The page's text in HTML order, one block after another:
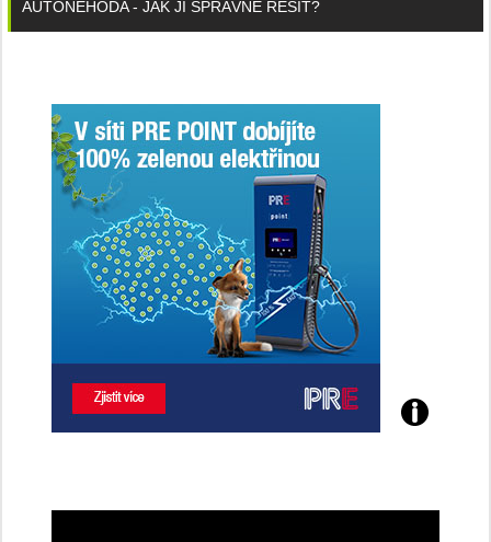
AUTONEHODA - JAK JI SPRÁVNĚ ŘEŠIT?
Poznejte